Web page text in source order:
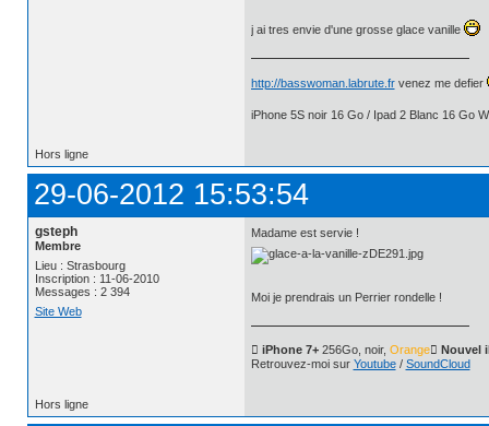
j ai tres envie d'une grosse glace vanille
http://basswoman.labrute.frvenez me defier
iPhone 5S noir 16 Go / Ipad 2 Blanc 16 Go
Hors ligne
29-06-2012 15:53:54
gsteph
Membre
Lieu : Strasbourg
Inscription : 11-06-2010
Messages : 2 394
Site Web
Madame est servie !
Moi je prendrais un Perrier rondelle !
 iPhone 7+256Go, noir, Orange Nouvel
Retrouvez-moi sur Youtube/ SoundCloud
Hors ligne